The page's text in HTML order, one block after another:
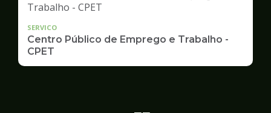
SERVICO
Centro Público de Emprego e Trabalho -
CPET